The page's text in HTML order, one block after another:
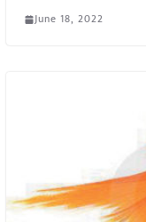
June 18, 2022